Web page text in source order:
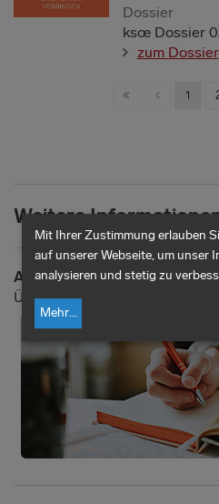
Dossier
ksœ Dossier
zum Dossier
1
Weitere
ALLE BLOGBEITRÄGE
Übersicht
Mit Ihrer Zustimmung erlauben
auf unserer Webseite, um unser
analysieren und stetig zu
Mehr...